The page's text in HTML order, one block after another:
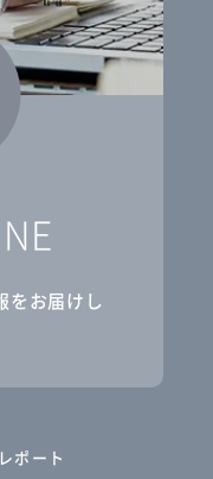
をお届けし
ポート